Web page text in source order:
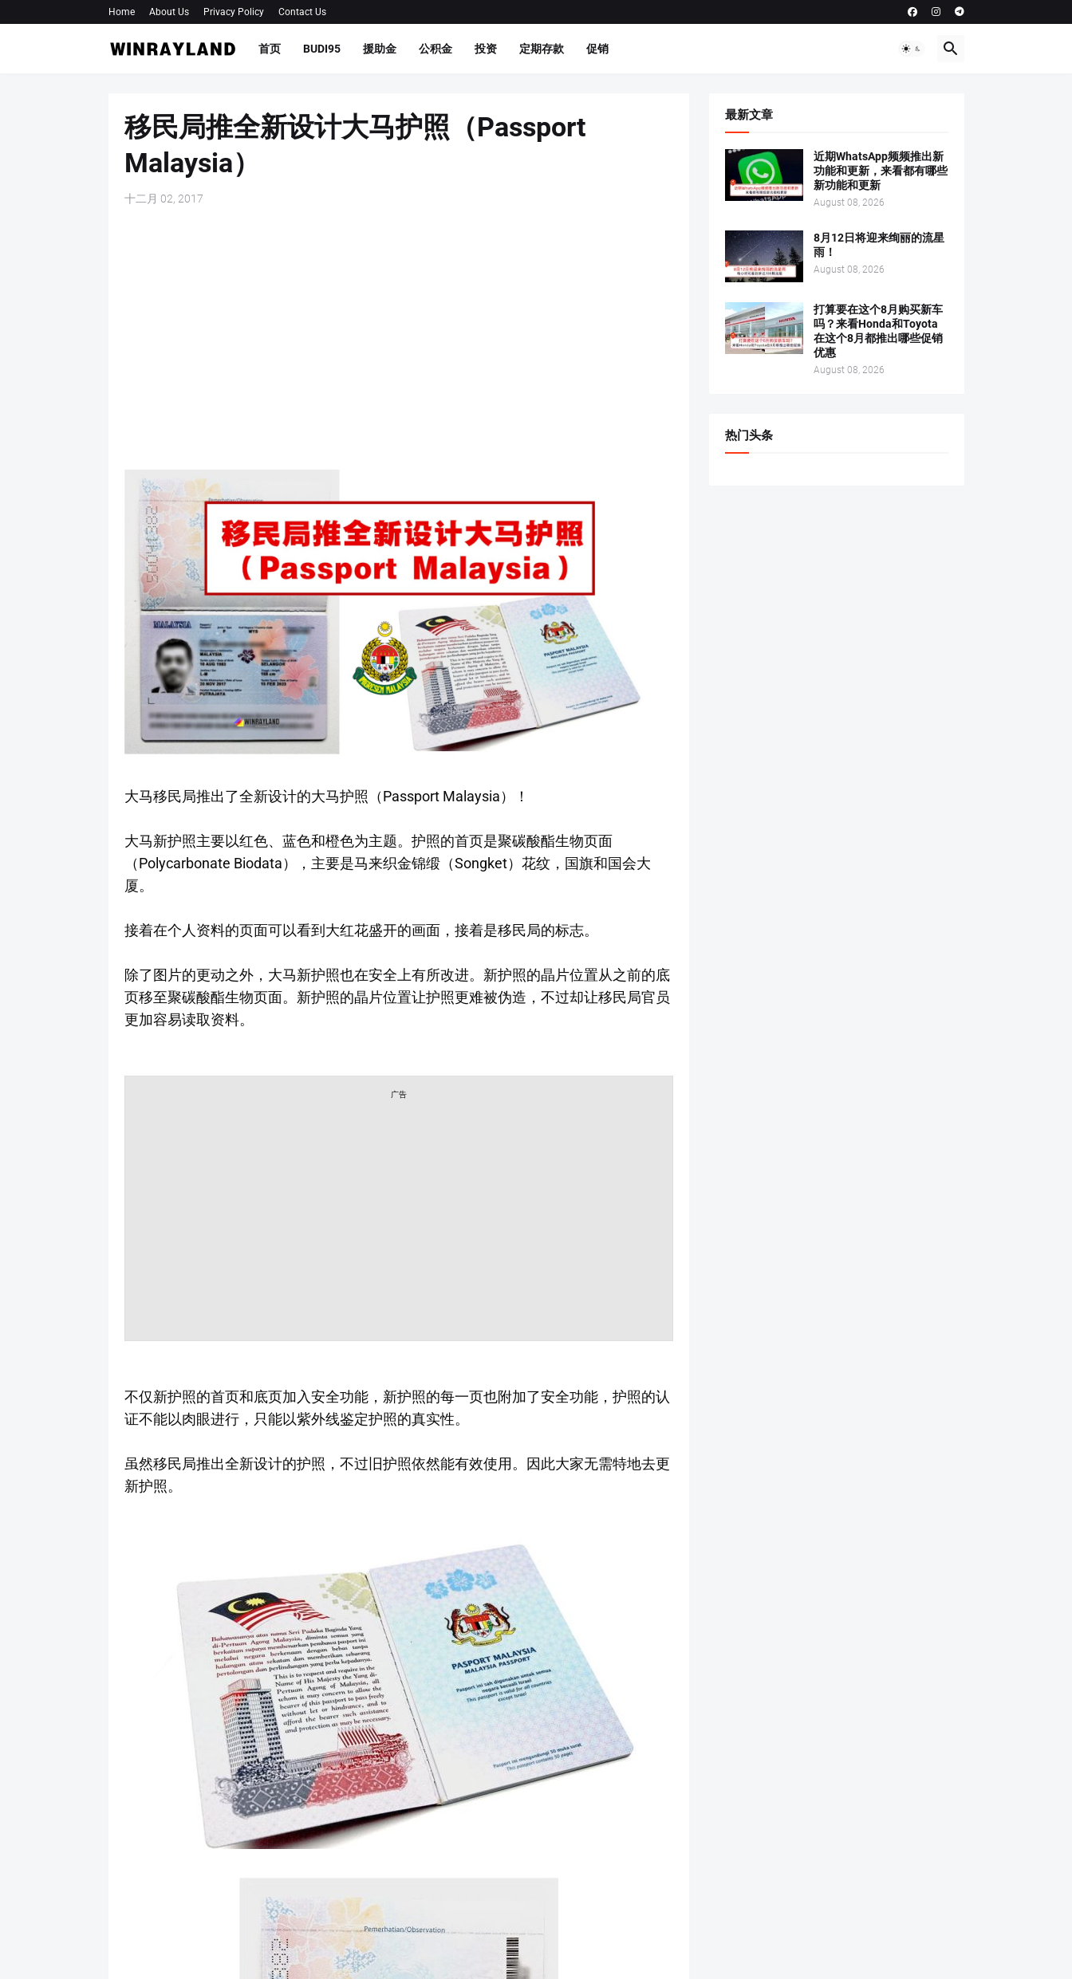
Home About Us Privacy Policy Contact Us
首页 BUDI95 援助金 公积金 投资 定期存款 促销
移民局推全新设计大马护照（Passport
Malaysia）
十二月 02, 2017
大马移民局推出了全新设计的大马护照（Passport Malaysia）！
大马新护照主要以红色、蓝色和橙色为主题。护照的首页是聚碳酸酯生物页面
（Polycarbonate Biodata），主要是马来织金锦缎（Songket）花纹，国旗和国会大
厦。
接着在个人资料的页面可以看到大红花盛开的画面，接着是移民局的标志。
除了图片的更动之外，大马新护照也在安全上有所改进。新护照的晶片位置从之前的底
页移至聚碳酸酯生物页面。新护照的晶片位置让护照更难被伪造，不过却让移民局官员
更加容易读取资料。
广告
不仅新护照的首页和底页加入安全功能，新护照的每一页也附加了安全功能，护照的认
证不能以肉眼进行，只能以紫外线鉴定护照的真实性。
虽然移民局推出全新设计的护照，不过旧护照依然能有效使用。因此大家无需特地去更
新护照。
最新文章
近期WhatsApp频频推出新
功能和更新，来看都有哪些
新功能和更新
August 08, 2026
8月12日将迎来绚丽的流星
雨！
August 08, 2026
打算要在这个8月购买新车
吗？来看Honda和Toyota
在这个8月都推出哪些促销
优惠
August 08, 2026
热门头条